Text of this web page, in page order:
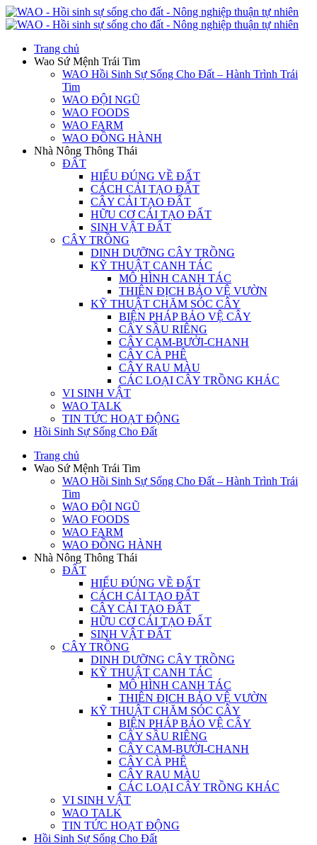
Trang chủ
Wao Sứ Mệnh Trái Tim
WAO Hồi Sinh Sự Sống Cho Đất – Hành Trình Trái
Tim
WAO ĐỘI NGŨ
WAO FOODS
WAO FARM
WAO ĐỒNG HÀNH
Nhà Nông Thông Thái
ĐẤT
HIỂU ĐÚNG VỀ ĐẤT
CÁCH CẢI TẠO ĐẤT
CÂY CẢI TẠO ĐẤT
HỮU CƠ CẢI TẠO ĐẤT
SINH VẬT ĐẤT
CÂY TRỒNG
DINH DƯỠNG CÂY TRỒNG
KỸ THUẬT CANH TÁC
MÔ HÌNH CANH TÁC
THIÊN ĐỊCH BẢO VỆ VƯỜN
KỸ THUẬT CHĂM SÓC CÂY
BIỆN PHÁP BẢO VỆ CÂY
CÂY SẦU RIÊNG
CÂY CAM-BƯỞI-CHANH
CÂY CÀ PHÊ
CÂY RAU MÀU
CÁC LOẠI CÂY TRỒNG KHÁC
VI SINH VẬT
WAO TALK
TIN TỨC HOẠT ĐỘNG
Hồi Sinh Sự Sống Cho Đất
Trang chủ
Wao Sứ Mệnh Trái Tim
WAO Hồi Sinh Sự Sống Cho Đất – Hành Trình Trái
Tim
WAO ĐỘI NGŨ
WAO FOODS
WAO FARM
WAO ĐỒNG HÀNH
Nhà Nông Thông Thái
ĐẤT
HIỂU ĐÚNG VỀ ĐẤT
CÁCH CẢI TẠO ĐẤT
CÂY CẢI TẠO ĐẤT
HỮU CƠ CẢI TẠO ĐẤT
SINH VẬT ĐẤT
CÂY TRỒNG
DINH DƯỠNG CÂY TRỒNG
KỸ THUẬT CANH TÁC
MÔ HÌNH CANH TÁC
THIÊN ĐỊCH BẢO VỆ VƯỜN
KỸ THUẬT CHĂM SÓC CÂY
BIỆN PHÁP BẢO VỆ CÂY
CÂY SẦU RIÊNG
CÂY CAM-BƯỞI-CHANH
CÂY CÀ PHÊ
CÂY RAU MÀU
CÁC LOẠI CÂY TRỒNG KHÁC
VI SINH VẬT
WAO TALK
TIN TỨC HOẠT ĐỘNG
Hồi Sinh Sự Sống Cho Đất